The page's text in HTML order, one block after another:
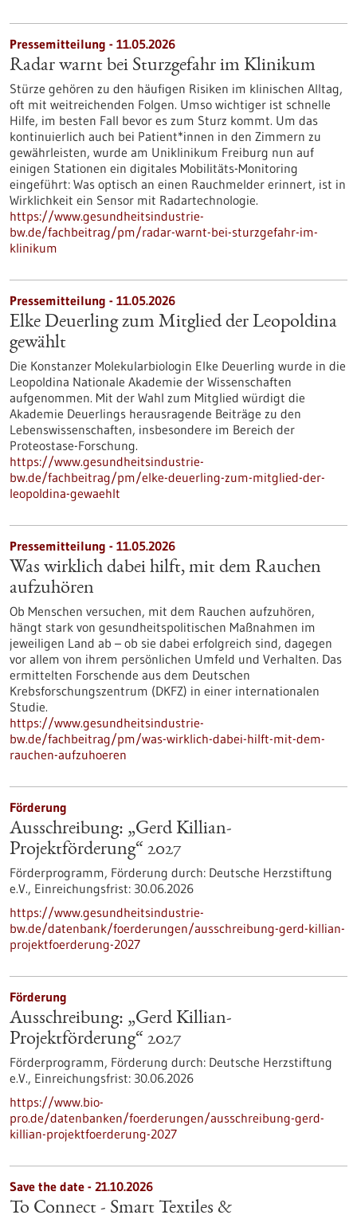
Pressemitteilung - 11.05.2026
Radar warnt bei Sturzgefahr im Klinikum
Stürze gehören zu den häufigen Risiken im klinischen Alltag,
oft mit weitreichenden Folgen. Umso wichtiger ist schnelle
Hilfe, im besten Fall bevor es zum Sturz kommt. Um das
kontinuierlich auch bei Patient*innen in den Zimmern zu
gewährleisten, wurde am Uniklinikum Freiburg nun auf
einigen Stationen ein digitales Mobilitäts-Monitoring
eingeführt: Was optisch an einen Rauchmelder erinnert, ist in
Wirklichkeit ein Sensor mit Radartechnologie.
https://www.gesundheitsindustrie-
bw.de/fachbeitrag/pm/radar-warnt-bei-sturzgefahr-im-
klinikum
Pressemitteilung - 11.05.2026
Elke Deuerling zum Mitglied der Leopoldina
gewählt
Die Konstanzer Molekularbiologin Elke Deuerling wurde in die
Leopoldina Nationale Akademie der Wissenschaften
aufgenommen. Mit der Wahl zum Mitglied würdigt die
Akademie Deuerlings herausragende Beiträge zu den
Lebenswissenschaften, insbesondere im Bereich der
Proteostase-Forschung.
https://www.gesundheitsindustrie-
bw.de/fachbeitrag/pm/elke-deuerling-zum-mitglied-der-
leopoldina-gewaehlt
Pressemitteilung - 11.05.2026
Was wirklich dabei hilft, mit dem Rauchen
aufzuhören
Ob Menschen versuchen, mit dem Rauchen aufzuhören,
hängt stark von gesundheitspolitischen Maßnahmen im
jeweiligen Land ab – ob sie dabei erfolgreich sind, dagegen
vor allem von ihrem persönlichen Umfeld und Verhalten. Das
ermittelten Forschende aus dem Deutschen
Krebsforschungszentrum (DKFZ) in einer internationalen
Studie.
https://www.gesundheitsindustrie-
bw.de/fachbeitrag/pm/was-wirklich-dabei-hilft-mit-dem-
rauchen-aufzuhoeren
Förderung
Ausschreibung: „Gerd Killian-
Projektförderung“ 2027
Förderprogramm, Förderung durch: Deutsche Herzstiftung
e.V., Einreichungsfrist: 30.06.2026
https://www.gesundheitsindustrie-
bw.de/datenbank/foerderungen/ausschreibung-gerd-killian-
projektfoerderung-2027
Förderung
Ausschreibung: „Gerd Killian-
Projektförderung“ 2027
Förderprogramm, Förderung durch: Deutsche Herzstiftung
e.V., Einreichungsfrist: 30.06.2026
https://www.bio-
pro.de/datenbanken/foerderungen/ausschreibung-gerd-
killian-projektfoerderung-2027
Save the date - 21.10.2026
To Connect - Smart Textiles &